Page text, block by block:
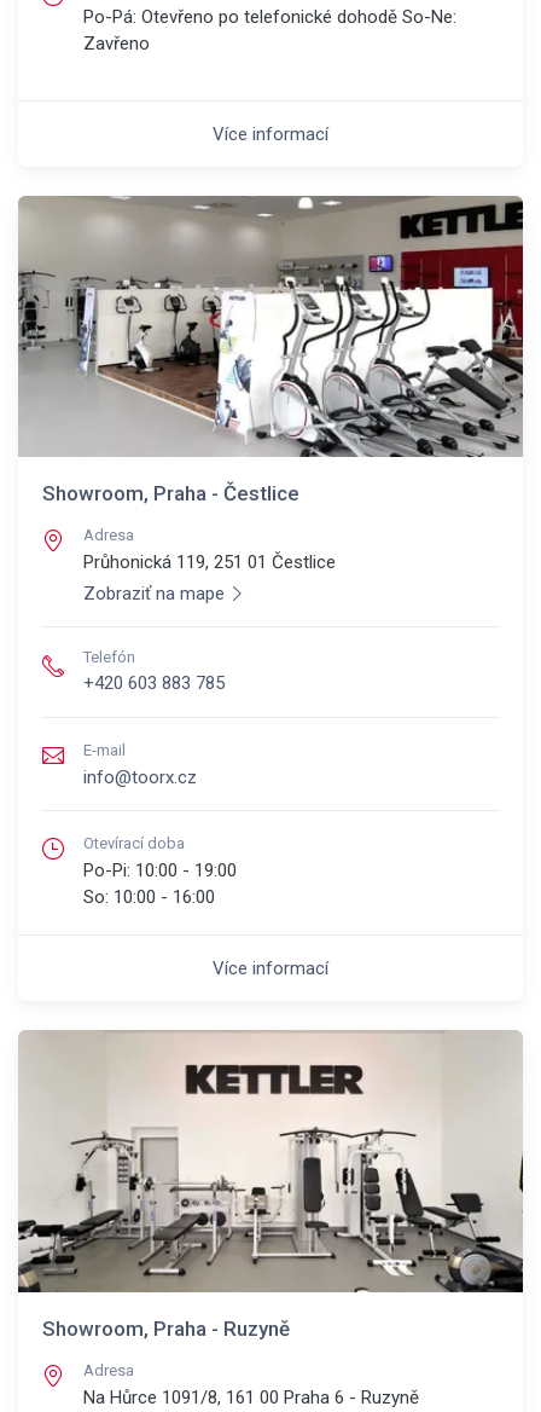
Po-Pá: Otevřeno po telefonické dohodě So-Ne:
Zavřeno
Více informací
Showroom, Praha - Čestlice
Adresa
Průhonická 119, 251 01 Čestlice
Zobraziť na mape
Telefón
+420 603 883 785
E-mail
info@toorx.cz
Otevírací doba
Po-Pi: 10:00 - 19:00
So: 10:00 - 16:00
Více informací
Showroom, Praha - Ruzyně
Adresa
Na Hůrce 1091/8, 161 00 Praha 6 - Ruzyně